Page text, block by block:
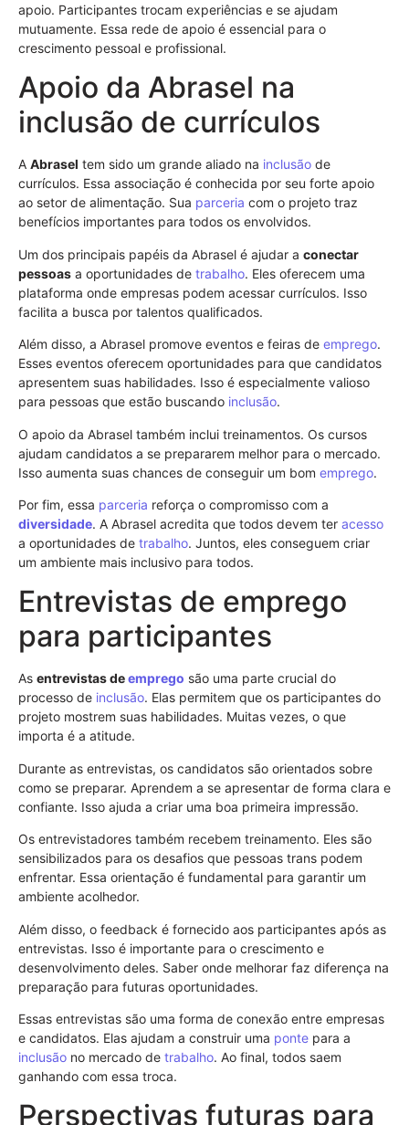
apoio. Participantes trocam experiências e se ajudam
mutuamente. Essa rede de apoio é essencial para o
crescimento pessoal e profissional.
Apoio da Abrasel na
inclusão de currículos
A Abrasel tem sido um grande aliado na inclusão de
currículos. Essa associação é conhecida por seu forte apoio
ao setor de alimentação. Sua parceria com o projeto traz
benefícios importantes para todos os envolvidos.
Um dos principais papéis da Abrasel é ajudar a conectar
pessoas a oportunidades de trabalho. Eles oferecem uma
plataforma onde empresas podem acessar currículos. Isso
facilita a busca por talentos qualificados.
Além disso, a Abrasel promove eventos e feiras de emprego.
Esses eventos oferecem oportunidades para que candidatos
apresentem suas habilidades. Isso é especialmente valioso
para pessoas que estão buscando inclusão.
O apoio da Abrasel também inclui treinamentos. Os cursos
ajudam candidatos a se prepararem melhor para o mercado.
Isso aumenta suas chances de conseguir um bom emprego.
Por fim, essa parceria reforça o compromisso com a
diversidade. A Abrasel acredita que todos devem ter acesso
a oportunidades de trabalho. Juntos, eles conseguem criar
um ambiente mais inclusivo para todos.
Entrevistas de emprego
para participantes
As entrevistas deemprego são uma parte crucial do
processo de inclusão. Elas permitem que os participantes do
projeto mostrem suas habilidades. Muitas vezes, o que
importa é a atitude.
Durante as entrevistas, os candidatos são orientados sobre
como se preparar. Aprendem a se apresentar de forma clara e
confiante. Isso ajuda a criar uma boa primeira impressão.
Os entrevistadores também recebem treinamento. Eles são
sensibilizados para os desafios que pessoas trans podem
enfrentar. Essa orientação é fundamental para garantir um
ambiente acolhedor.
Além disso, o feedback é fornecido aos participantes após as
entrevistas. Isso é importante para o crescimento e
desenvolvimento deles. Saber onde melhorar faz diferença na
preparação para futuras oportunidades.
Essas entrevistas são uma forma de conexão entre empresas
e candidatos. Elas ajudam a construir uma ponte para a
inclusão no mercado de trabalho. Ao final, todos saem
ganhando com essa troca.
Perspectivas futuras para